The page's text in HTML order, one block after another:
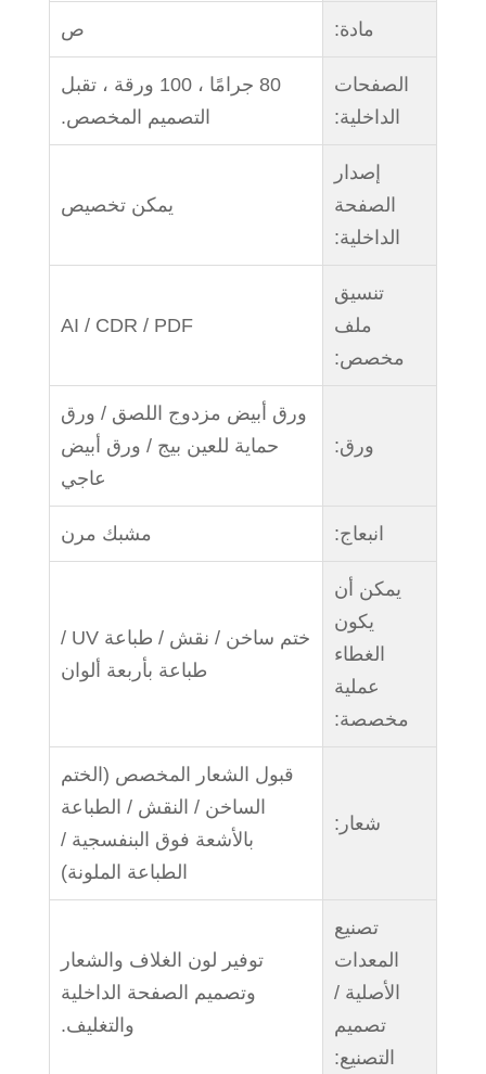
مادة: ص
الصفحات
الداخلية:
80 جرامًا ، 100 ورقة ، تقبل
التصميم المخصص.
إصدار
الصفحة
الداخلية:
يمكن تخصيص
تنسيق
ملف
مخصص:
AI / CDR / PDF
ورق:
ورق أبيض مزدوج اللصق / ورق
حماية للعين بيج / ورق أبيض
عاجي
انبعاج: مشبك مرن
يمكن أن
يكون
الغطاء
عملية
مخصصة:
ختم ساخن / نقش / طباعة UV /
طباعة بأربعة ألوان
شعار:
قبول الشعار المخصص (الختم
الساخن / النقش / الطباعة
بالأشعة فوق البنفسجية /
الطباعة الملونة)
تصنيع
المعدات
الأصلية /
تصميم
التصنيع:
توفير لون الغلاف والشعار
وتصميم الصفحة الداخلية
والتغليف.